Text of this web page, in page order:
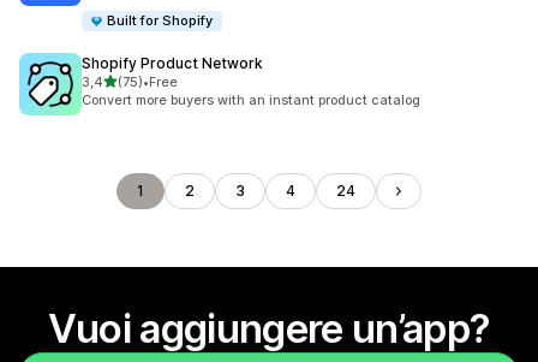
Built for Shopify
Shopify Product Network
3,4stelle su 5
(75)
75 recensioni totali
•Free
Convert more buyers with an instant product catalog
1 2 3 4 24
Vuoi aggiungere un’app?